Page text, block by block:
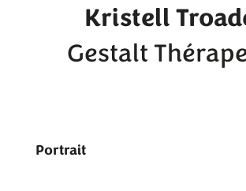
Kristell
Gestalt
Portrait